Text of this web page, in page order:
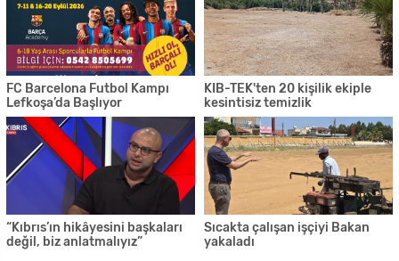
FC Barcelona Futbol Kampı
Lefkoşa’da Başlıyor
KIB-TEK'ten 20 kişilik ekiple
kesintisiz temizlik
“Kıbrıs’ın hikâyesini başkaları
değil, biz anlatmalıyız”
Sıcakta çalışan işçiyi Bakan
yakaladı